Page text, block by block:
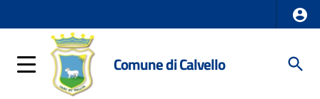
Comune di Calvello